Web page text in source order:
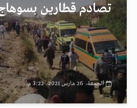
تصادم قطارين
الجمعة، 26 مارس 2021، 3:22 م